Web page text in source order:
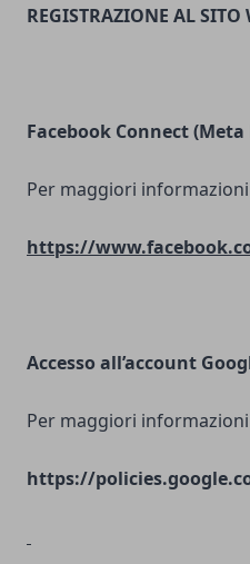
REGISTRAZIONE AL SITO
Facebook Connect
Per maggiori
https://
Accesso all’account
Per maggiori
https://